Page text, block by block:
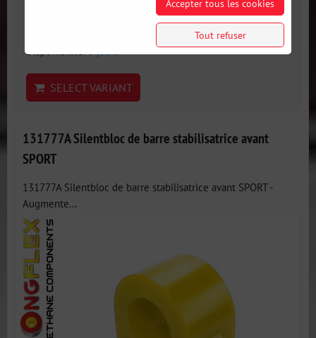
Disponibilité:3 jours
SELECT VARIANT
131777A Silentbloc de barre stabilisatrice avant
SPORT
131777A Silentbloc de barre stabilisatrice avant SPORT -
Augmente...
Accepter tous les cookies
Tout refuser